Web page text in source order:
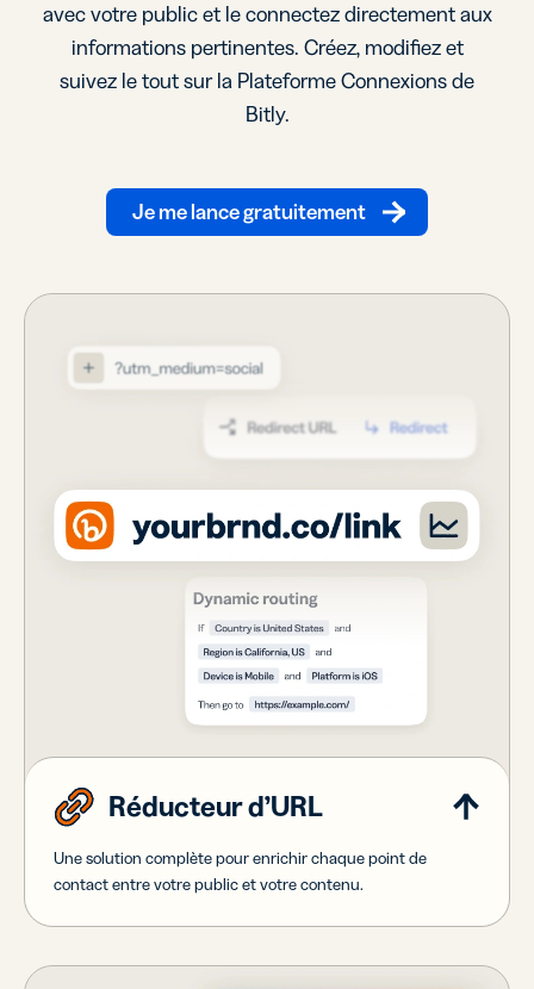
avec votre public et le connectez directement aux
informations pertinentes. Créez, modifiez et
suivez le tout sur la Plateforme Connexions de
Bitly.
Je me lance gratuitement
Réducteur d’URL
Une solution complète pour enrichir chaque point de
contact entre votre public et votre contenu.